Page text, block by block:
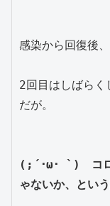
感染から回復後
2回目はしばらく
だが。
(;´･ω･ `)　コロ
ゃないか、とい